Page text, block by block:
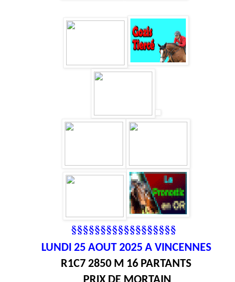
§§§§§§§§§§§§§§§§§§
LUNDI 25 AOUT 2025 A VINCENNES
R1C7 2850 M 16 PARTANTS